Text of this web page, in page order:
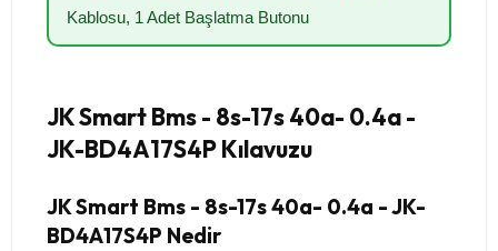
Kablosu, 1 Adet Başlatma Butonu
JK Smart Bms - 8s-17s 40a- 0.4a -
JK-BD4A17S4P Kılavuzu
JK Smart Bms - 8s-17s 40a- 0.4a - JK-
BD4A17S4P Nedir